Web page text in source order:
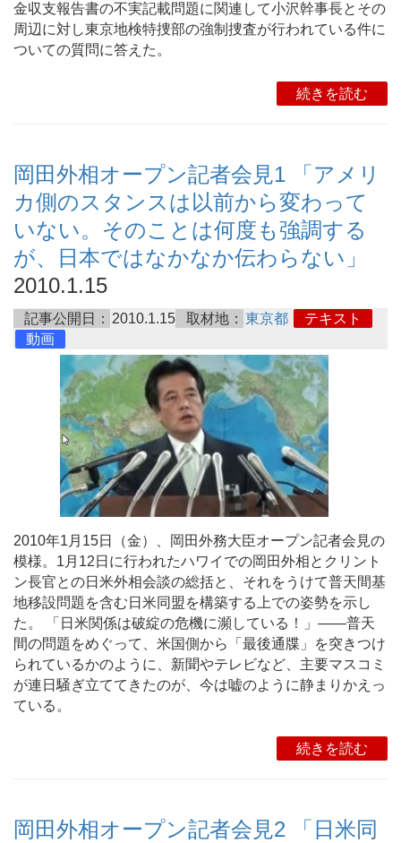
金収支報告書の不実記載問題に関連して小沢幹事長とその
周辺に対し東京地検特捜部の強制捜査が行われている件に
ついての質問に答えた。
続きを読む
岡田外相オープン記者会見1 「アメリ
カ側のスタンスは以前から変わって
いない。そのことは何度も強調する
が、日本ではなかなか伝わらない」
2010.1.15
記事公開日： 2010.1.15 取材地： 東京都
テキスト
動画
2010年1月15日（金）、岡田外務大臣オープン記者会見の
模様。1月12日に行われたハワイでの岡田外相とクリント
ン長官との日米外相会談の総括と、それをうけて普天間基
地移設問題を含む日米同盟を構築する上での姿勢を示し
た。 「日米関係は破綻の危機に瀕している！」――普天
間の問題をめぐって、米国側から「最後通牒」を突きつけ
られているかのように、新聞やテレビなど、主要マスコミ
が連日騒ぎ立ててきたのが、今は嘘のように静まりかえっ
ている。
続きを読む
岡田外相オープン記者会見2 「日米同